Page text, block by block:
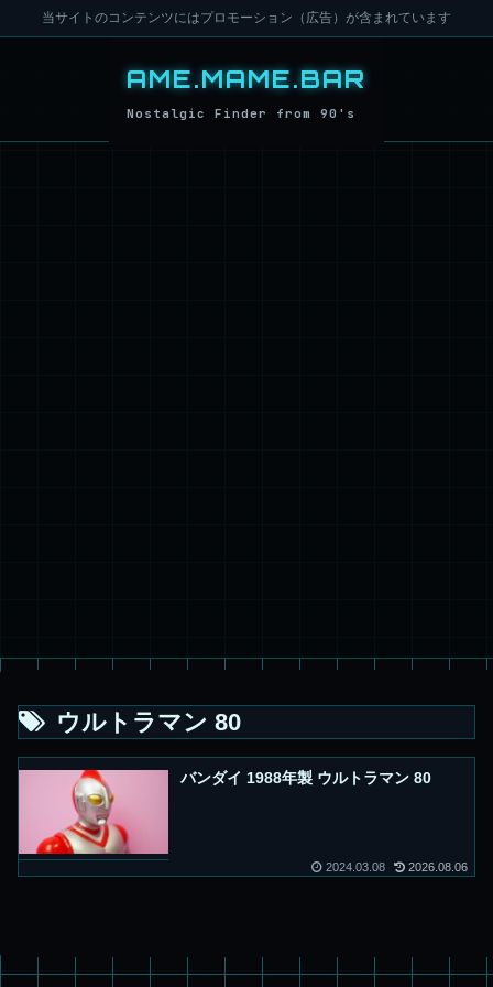
当サイトのコンテンツにはプロモーション（広告）が含まれています
ウルトラマン 80
バンダイ 1988年製 ウルトラマン 80
2024.03.08 2026.08.06